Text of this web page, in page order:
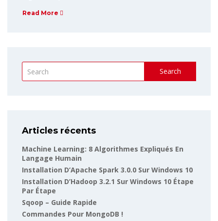
Read More
Search
Articles récents
Machine Learning: 8 Algorithmes Expliqués En
Langage Humain
Installation D’Apache Spark 3.0.0 Sur Windows 10
Installation D’Hadoop 3.2.1 Sur Windows 10 Étape
Par Étape
Sqoop – Guide Rapide
Commandes Pour MongoDB !